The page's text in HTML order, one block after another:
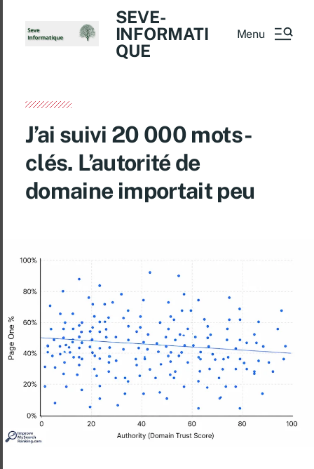
SEVE-
INFORMATI
QUE
Menu
J’ai suivi 20 000 mots-
clés. L’autorité de
domaine importait peu